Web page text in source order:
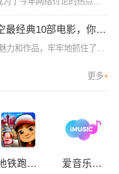
苍老师经典回顾！苍井空最经典10部电影，你看过哪几部？
更多+
地铁跑酷全皮肤版 爱音乐app下载免费版